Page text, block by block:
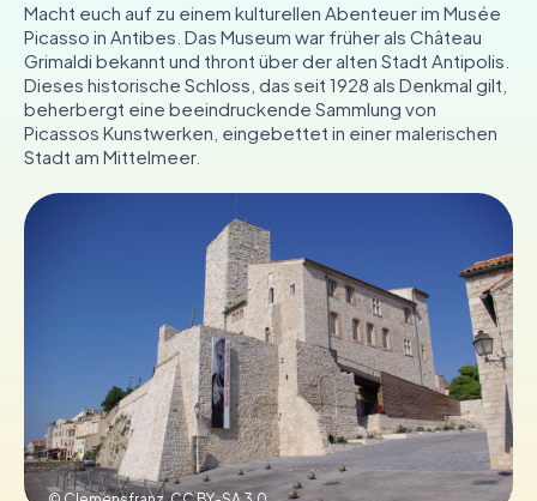
Touren
Teamevent
Tickets
INT AT CH
DE
NL
Tickets buchen
Gutscheine bestellen
Macht euch auf zu einem kulturellen Abenteuer im Musée
Picasso in Antibes. Das Museum war früher als Château
Grimaldi bekannt und thront über der alten Stadt Antipolis.
Dieses historische Schloss, das seit 1928 als Denkmal gilt,
beherbergt eine beeindruckende Sammlung von
Picassos Kunstwerken, eingebettet in einer malerischen
Stadt am Mittelmeer.